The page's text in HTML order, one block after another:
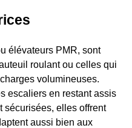
élévateurs PMR, sont
roulant ou celles qui
volumineuses.
escaliers en restant assis
sécurisées, elles offrent
aussi bien aux